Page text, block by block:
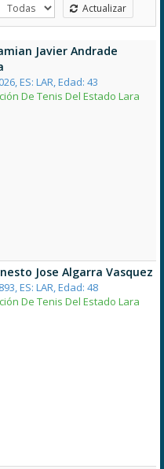
Actualizar
Javier Andrade
ES: LAR, Edad: 43
De Tenis Del Estado Lara
Jose Algarra Vasquez
ES: LAR, Edad: 48
De Tenis Del Estado Lara